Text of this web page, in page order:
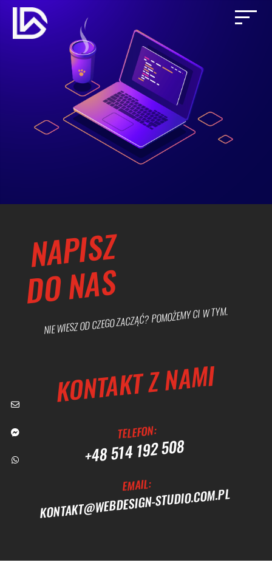
NAPISZ
DO NAS
NIE WIESZ OD CZEGO ZACZĄĆ? POMOŻEMY CI W TYM.
KONTAKT Z NAMI
TELEFON:
+48 514 192 508
EMAIL:
KONTAKT@WEBDESIGN-STUDIO.COM.PL
email
facebook
whatsup